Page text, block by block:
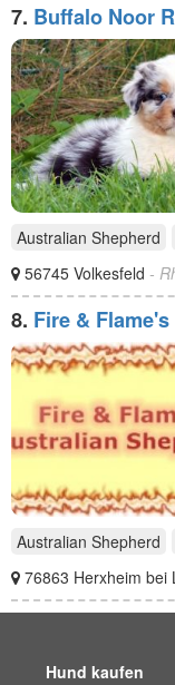
7. Buffalo Noor
Australian Shepherd
56745 Volkesfeld -
8. Fire & Flame's
Australian Shepherd
76863 Herxheim bei
Hund kaufen